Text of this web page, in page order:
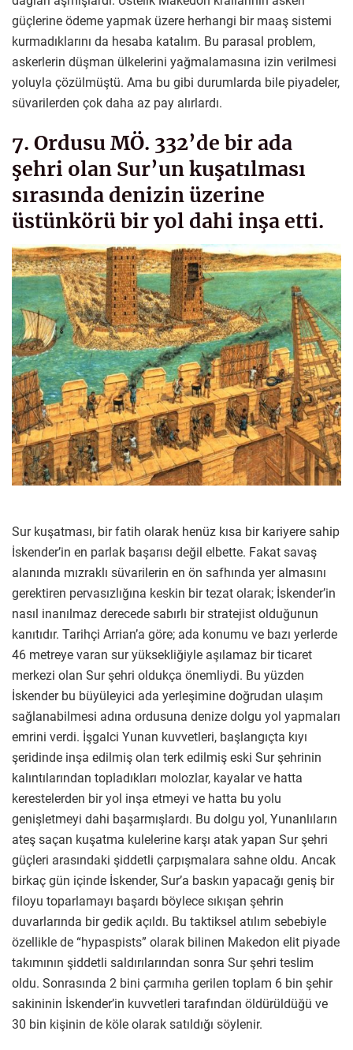
güçlerine ödeme yapmak üzere herhangi bir maaş sistemi
kurmadıklarını da hesaba katalım. Bu parasal problem,
askerlerin düşman ülkelerini yağmalamasına izin verilmesi
yoluyla çözülmüştü. Ama bu gibi durumlarda bile piyadeler,
süvarilerden çok daha az pay alırlardı.
7. Ordusu MÖ. 332’de bir ada
şehri olan Sur’un kuşatılması
sırasında denizin üzerine
üstünkörü bir yol dahi inşa etti.
Sur kuşatması, bir fatih olarak henüz kısa bir kariyere sahip
İskender’in en parlak başarısı değil elbette. Fakat savaş
alanında mızraklı süvarilerin en ön safhında yer almasını
gerektiren pervasızlığına keskin bir tezat olarak; İskender’in
nasıl inanılmaz derecede sabırlı bir stratejist olduğunun
kanıtıdır. Tarihçi Arrian’a göre; ada konumu ve bazı yerlerde
46 metreye varan sur yüksekliğiyle aşılamaz bir ticaret
merkezi olan Sur şehri oldukça önemliydi. Bu yüzden
İskender bu büyüleyici ada yerleşimine doğrudan ulaşım
sağlanabilmesi adına ordusuna denize dolgu yol yapmaları
emrini verdi. İşgalci Yunan kuvvetleri, başlangıçta kıyı
şeridinde inşa edilmiş olan terk edilmiş eski Sur şehrinin
kalıntılarından topladıkları molozlar, kayalar ve hatta
kerestelerden bir yol inşa etmeyi ve hatta bu yolu
genişletmeyi dahi başarmışlardı. Bu dolgu yol, Yunanlıların
ateş saçan kuşatma kulelerine karşı atak yapan Sur şehri
güçleri arasındaki şiddetli çarpışmalara sahne oldu. Ancak
birkaç gün içinde İskender, Sur’a baskın yapacağı geniş bir
filoyu toparlamayı başardı böylece sıkışan şehrin
duvarlarında bir gedik açıldı. Bu taktiksel atılım sebebiyle
özellikle de “hypaspists” olarak bilinen Makedon elit piyade
takımının şiddetli saldırılarından sonra Sur şehri teslim
oldu. Sonrasında 2 bini çarmıha gerilen toplam 6 bin şehir
sakininin İskender’in kuvvetleri tarafından öldürüldüğü ve
30 bin kişinin de köle olarak satıldığı söylenir.